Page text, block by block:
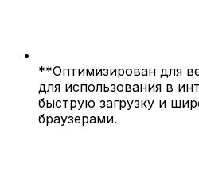
**Оптимизирован для
для использования в
быструю загрузку и
браузерами.